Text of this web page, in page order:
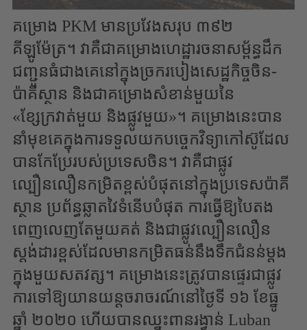
គម្រោង PKM មានប្រវែងសរុប ៣៩២
គីឡូម៉ែត្រ។ វាគឺជាគម្រោងហេដ្ឋារចនាសម្ព័ន្ធដឹក
ជញ្ជូនធំជាងគេនៅក្នុងច្រករបៀងសេដ្ឋកិច្ចចិន-
ប៉ាគីស្ថាន និងជាគម្រោងសំខាន់មួយនៃ
«ខ្សែក្រវាត់មួយ និងផ្លូវមួយ»។ គម្រោងនេះបាន
នាំមុខគេក្នុងការទទួលយកបច្ចេកវិទ្យាកៅស៊ូដែល
បានកែប្រែរបស់ប្រទេសចិន។ វាគឺជាផ្លូវ
ល្បឿនលឿនកម្រិតខ្ពស់បំផុតនៅក្នុងប្រទេសប៉ាគី
ស្ថាន ប្រព័ន្ធឆ្លាតវៃទំនើបបំផុត ការធ្វើឱ្យបៃតង
ពេញលេញតែមួយគត់ និងជាផ្លូវល្បឿនលឿន
ស្តង់ដារខ្ពស់ដែលមានកម្រិតធន់នឹងទឹកជំនន់ម្តង
ក្នុងមួយសតវត្ស។ គម្រោងនេះត្រូវបានផ្ទេរជាផ្លូវ
ការទៅឱ្យយានយន្តចរាចរណ៍នៅថ្ងៃទី ១៦ ខែធ្នូ
ឆ្នាំ ២០២០ ហើយបានឈ្នះពានរង្វាន់ Luban